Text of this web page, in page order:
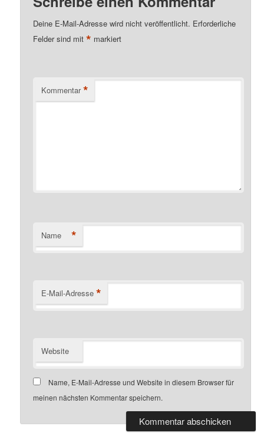
Deine E-Mail-Adresse wird nicht veröffentlicht. Erforderliche
Felder sind mit* markiert
Kommentar *
Name *
E-Mail-Adresse *
Website
Name, E-Mail-Adresse und Website in diesem Browser für
meinen nächsten Kommentar speichern.